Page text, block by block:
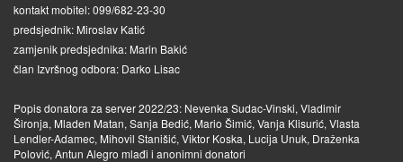
kontakt mobitel: 099/682-23-30
predsjednik: Miroslav Katić
zamjenik predsjednika: Marin Bakić
član Izvršnog odbora: Darko Lisac
Popis donatora za server 2022/23: Nevenka Sudac-Vinski, Vladimir
Šironja, Mladen Matan, Sanja Bedić, Mario Šimić, Vanja Klisurić, Vlasta
Lendler-Adamec, Mihovil Stanišić, Viktor Koska, Lucija Unuk, Draženka
Polović, Antun Alegro mlađi i anonimni donatori